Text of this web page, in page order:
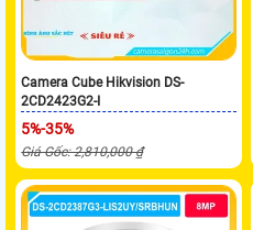
Camera Cube Hikvision DS-
2CD2423G2-I
5%-35%
Giá Gốc: 2,810,000 ₫